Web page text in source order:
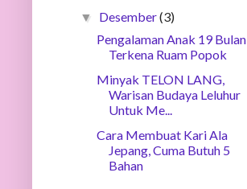
▼ Desember(3)
Pengalaman Anak 19 Bulan
Terkena Ruam Popok
Minyak TELON LANG,
Warisan Budaya Leluhur
Untuk Me...
Cara Membuat Kari Ala
Jepang, Cuma Butuh 5
Bahan